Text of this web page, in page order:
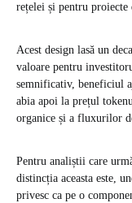
rețelei și pentru proiecte
Acest design lasă un
valoare pentru
semnificativ, beneficiul
abia apoi la prețul
organice și a fluxurilor
Pentru analiștii care
distincția aceasta este,
privesc ca pe o